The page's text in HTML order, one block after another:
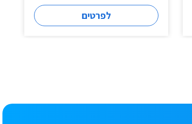
לפרטים